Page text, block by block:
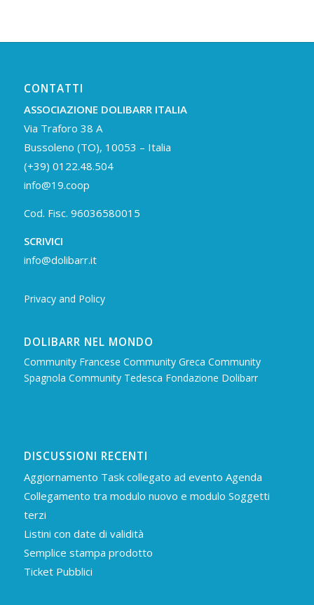
CONTATTI
ASSOCIAZIONE DOLIBARR ITALIA
Via Traforo 38 A
Bussoleno (TO), 10053 – Italia
(+39) 0122.48.504
info@19.coop
Cod. Fisc. 96036580015
SCRIVICI
info@dolibarr.it
Privacy and Policy
DOLIBARR NEL MONDO
Community Francese Community Greca Community
Spagnola Community Tedesca Fondazione Dolibarr
DISCUSSIONI RECENTI
Aggiornamento Task collegato ad evento Agenda
Collegamento tra modulo nuovo e modulo Soggetti
terzi
Listini con date di validità
Semplice stampa prodotto
Ticket Pubblici